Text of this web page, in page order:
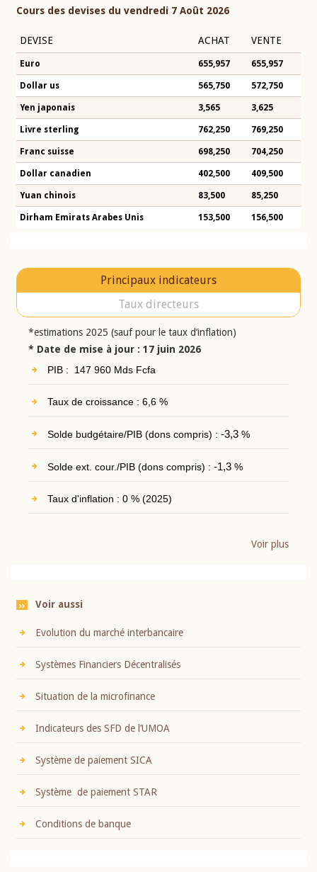
Cours des devises du vendredi 7 Août 2026
DEVISE ACHAT VENTE
Euro 655,957 655,957
Dollar us 565,750 572,750
Yen japonais 3,565 3,625
Livre sterling 762,250 769,250
Franc suisse 698,250 704,250
Dollar canadien 402,500 409,500
Yuan chinois 83,500 85,250
Dirham Emirats Arabes Unis 153,500 156,500
Principaux indicateurs
Taux directeurs
*estimations 2025 (sauf pour le taux d’inflation)
* Date de mise à jour : 17 juin 2026
PIB : 147 960 Mds Fcfa
Taux de croissance : 6,6 %
Solde budgétaire/PIB (dons compris) : -3,3%
Solde ext. cour./PIB (dons compris) : -1,3%
Taux d'inflation : 0 % (2025)
Voir plus
Voir aussi
Evolution du marché interbancaire
Systèmes Financiers Décentralisés
Situation de la microfinance
Indicateurs des SFD de l’UMOA
Système de paiement SICA
Système de paiement STAR
Conditions de banque